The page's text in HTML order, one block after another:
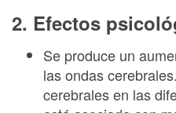
2. Efectos
Se produce un
las ondas
cerebrales en las